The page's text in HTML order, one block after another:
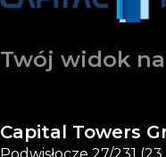
Twój widok
Capital Towers